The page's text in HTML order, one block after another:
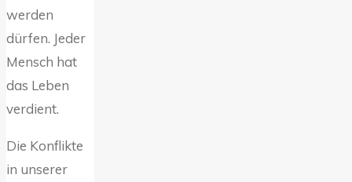
werden
dürfen. Jeder
Mensch hat
das Leben
verdient.
Die Konflikte
in unserer